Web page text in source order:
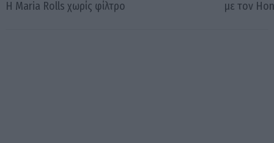
Η Maria Rolls χωρίς φίλτρο
με τον